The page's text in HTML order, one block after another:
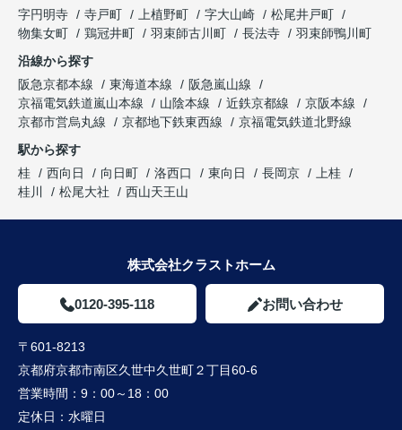
字円明寺
寺戸町 上植野町 字大山崎
松尾井戸町
物集女町
鶏冠井町 羽束師古川町 長法寺
羽束師鴨川町
沿線から探す
阪急京都本線
東海道本線
阪急嵐山線
京福電気鉄道嵐山本線
山陰本線 近鉄京都線
京阪本線
京都市営烏丸線
京都地下鉄東西線
京福電気鉄道北野線
駅から探す
桂
西向日 向日町 洛西口 東向日 長岡京
上桂
桂川
松尾大社 西山天王山
株式会社クラストホーム
0120-395-118 お問い合わせ
〒601-8213
京都府京都市南区久世中久世町２丁目60-6
営業時間： 9：00～18：00
定休日： 水曜日